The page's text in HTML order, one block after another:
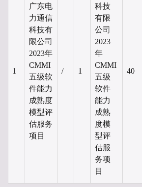
1
广东电
力通信
科技有
限公司
2023年
CMMI
五级软
件能力
成熟度
模型评
估服务
项目
/ 1
科技
有限
公司
2023
年
CMMI
五级
软件
能力
成熟
度模
型评
估服
务项
目
40